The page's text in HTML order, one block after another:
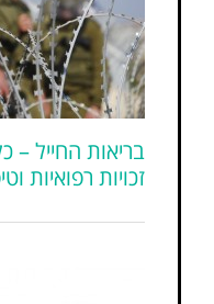
בריאות החייל
זכויות רפואיות